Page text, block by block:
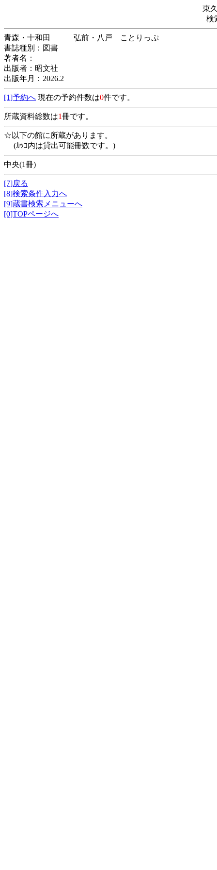
東
検
青森・十和田 弘前・八戸 ことりっぷ
書誌種別：図書
著者名：
出版者：昭文社
出版年月：2026.2
[1]予約へ 現在の予約件数は0件です。
所蔵資料総数は1冊です。
☆以下の館に所蔵があります。
(ｶｯｺ内は貸出可能冊数です。)
中央(1冊)
[7]戻る
[8]検索条件入力へ
[9]蔵書検索メニューへ
[0]TOPページへ